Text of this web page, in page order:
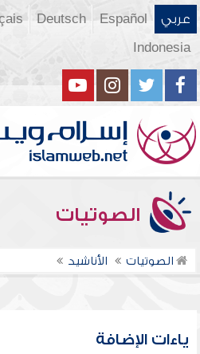
عربي Español
Deutsch
Indonesia
الصوتيات
الصوتيات الأناشيد
ياءات الإضافة